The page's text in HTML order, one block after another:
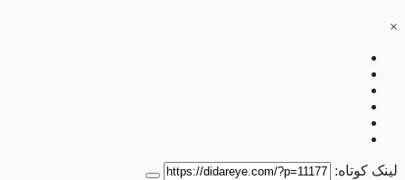
×
لینک کوتاه: